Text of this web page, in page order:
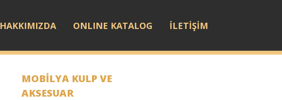
HAKKIMIZDA ONLINE KATALOG İLETİŞİM
MOBİLYA KULP VE
AKSESUAR